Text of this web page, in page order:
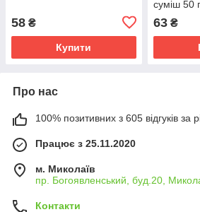
58 ₴
Купити
суміш 50 г
63₴
Про нас
100% позитивних з 605 відгуків за
Працює з 25.11.2020
м. Миколаїв
пр. Богоявленський, буд.20,
Контакти